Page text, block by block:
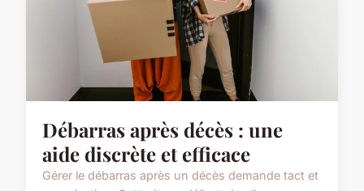
Débarras après décès : une
aide discrète et efficace
Gérer le débarras après un décès demande tact et